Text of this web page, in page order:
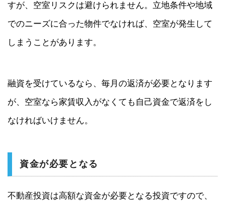
すが、空室リスクは避けられません。立地条件や地域
でのニーズに合った物件でなければ、空室が発生して
しまうことがあります。
融資を受けているなら、毎月の返済が必要となります
が、空室なら家賃収入がなくても自己資金で返済をし
なければいけません。
資金が必要となる
不動産投資は高額な資金が必要となる投資ですので、